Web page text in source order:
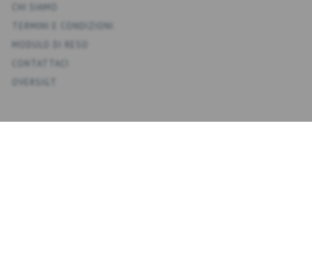
CHI SIAMO
TERMINI E CONDIZIONI
MODULO DI RESO